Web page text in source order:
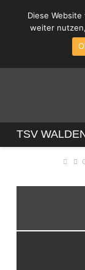
TSV
TSV
Diese
weiter